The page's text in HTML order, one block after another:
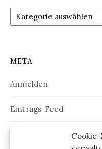
Kategorien
META
Anmelden
Eintrags-Feed
Kommentar-Feed